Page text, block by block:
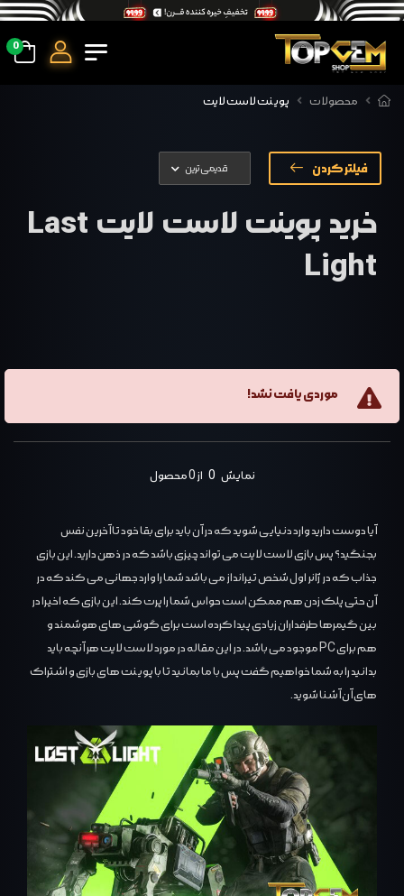
0
محصولات پوینت لاست لایت
فیلتر کردن
خرید پوینت لاست لایت Last
Light
موردی یافت نشد!
نمایش 0 از 0 محصول
آیا دوست دارید وارد دنیایی شوید که در آن باید برای بقا خود تا آخرین نفس
بجنگید؟ پس بازی لاست لایت می تواند چیزی باشد که در ذهن دارید. این بازی
جذاب که در ژانر اول شخص تیرانداز می باشد شما را وارد جهانی می کند که در
آن حتی پلک زدن هم ممکن است حواس شما را پرت کند. این بازی که اخیرا در
بین گیمرها طرفداران زیادی پیدا کرده است برای گوشی های هوشمند و
هم برای PC موجود می باشد. در این مقاله در مورد لاست لایت هر آنچه باید
بدانید را به شما خواهیم گفت پس با ما بمانید تا با پوینت های بازی و اشتراک
های آن آشنا شوید.